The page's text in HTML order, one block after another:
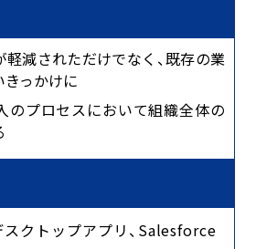
減されただけでなく、既存の業
っかけに
のプロセスにおいて組織全体の
クトップアプリ、Salesforce